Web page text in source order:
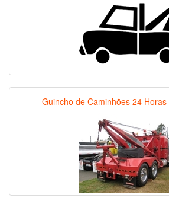
Guincho de Caminhões 24